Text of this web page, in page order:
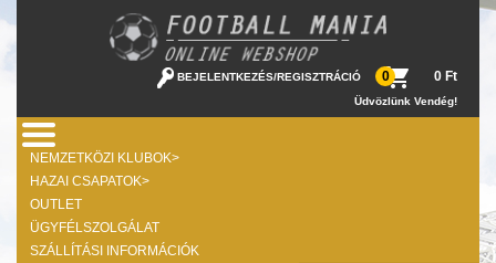
BEJELENTKEZÉS/REGISZTRÁCIÓ 0 0 Ft
Üdvözlünk Vendég!
NEMZETKÖZI KLUBOK>
HAZAI CSAPATOK>
OUTLET
ÜGYFÉLSZOLGÁLAT
SZÁLLÍTÁSI INFORMÁCIÓK